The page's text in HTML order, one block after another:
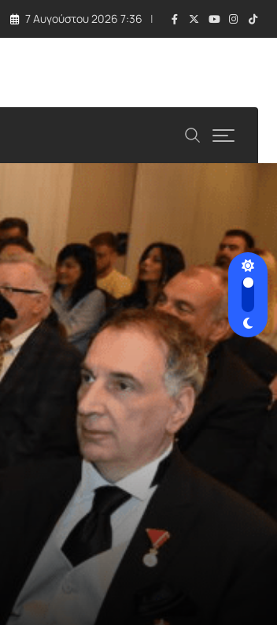
7 Αυγούστου 2026 7:36